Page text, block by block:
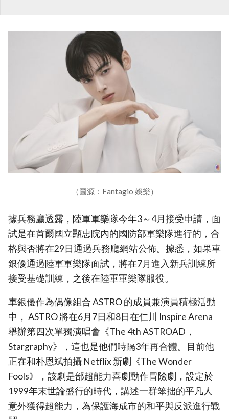
（圖源：Fantagio 娛樂）
據兵務廳透露，陸軍軍樂隊今年3～4月接受申請，面
試是在首爾國立顯忠院內的國防部軍樂隊進行的，合
格與否將在29日通過兵務廳網站公佈。據悉，如果車
銀優通過陸軍軍樂隊面試，將在7月進入新兵訓練所
接受基礎訓練，之後在陸軍軍樂隊服役。
車銀優作為偶像組合 ASTRO 的成員兼演員積極活動
中， ASTRO 將在6月7日和8日在仁川 Inspire Arena
舉辦第四次單獨演唱會《The 4th ASTROAD，
Stargraphy》，這也是他們時隔3年再合體。目前他
正在和朴恩斌拍攝 Netflix 新劇《The Wonder
Fools》，該劇是部超能力喜劇動作冒險劇，設定於
1999年末世論盛行的時代，講述一群笨拙的平凡人
意外獲得超能力，為保護海成市的和平與反派進行戰